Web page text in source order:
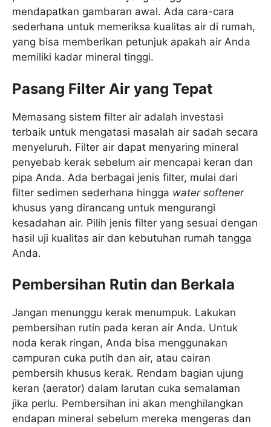
mendapatkan gambaran awal. Ada cara-cara
sederhana untuk memeriksa kualitas air di rumah,
yang bisa memberikan petunjuk apakah air Anda
memiliki kadar mineral tinggi.
Pasang Filter Air yang Tepat
Memasang sistem filter air adalah investasi
terbaik untuk mengatasi masalah air sadah secara
menyeluruh. Filter air dapat menyaring mineral
penyebab kerak sebelum air mencapai keran dan
pipa Anda. Ada berbagai jenis filter, mulai dari
filter sedimen sederhana hingga water softener
khusus yang dirancang untuk mengurangi
kesadahan air. Pilih jenis filter yang sesuai dengan
hasil uji kualitas air dan kebutuhan rumah tangga
Anda.
Pembersihan Rutin dan Berkala
Jangan menunggu kerak menumpuk. Lakukan
pembersihan rutin pada keran air Anda. Untuk
noda kerak ringan, Anda bisa menggunakan
campuran cuka putih dan air, atau cairan
pembersih khusus kerak. Rendam bagian ujung
keran (aerator) dalam larutan cuka semalaman
jika perlu. Pembersihan ini akan menghilangkan
endapan mineral sebelum mereka mengeras dan